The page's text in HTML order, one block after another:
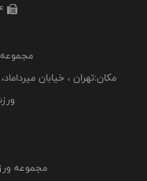
مکان:تهران ، خیابان
مجموعه